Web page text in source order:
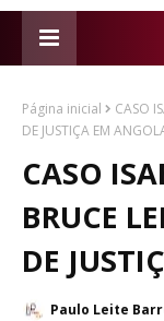
Página inicial
CASO
DE JUSTIÇA EM
CASO
BRUCE
DE
Paulo Leite